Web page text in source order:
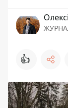
👍